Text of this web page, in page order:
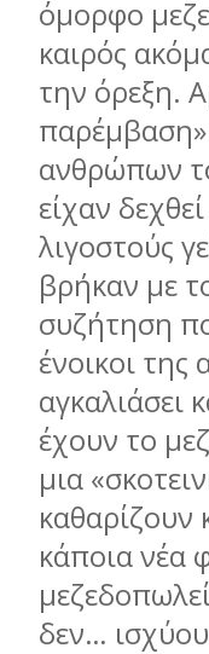
όµορφο
καιρός
την όρεξη.
παρέµβαση»
ανθρώπων
είχαν
λιγοστούς
βρήκαν µε
συζήτηση
ένοικοι της
αγκαλιάσει
έχουν το
µια
καθαρίζουν
κάποια νέα
δεν…